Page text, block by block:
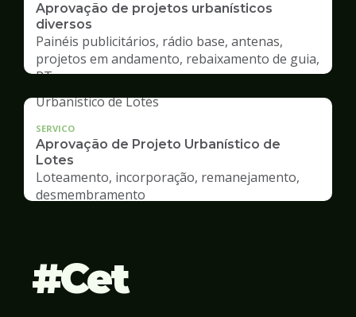
Aprovação de projetos urbanísticos
diversos
Painéis publicitários, rádio base, antenas,
projetos em andamento, rebaixamento de guia,
RT
SERVICO
Aprovação de Projeto Urbanístico de
Lotes
Loteamento, incorporação, remanejamento,
desmembramento
Cet